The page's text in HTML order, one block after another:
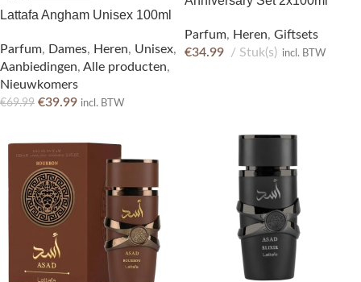
Lattafa Angham Unisex 100ml
Parfum, Dames, Heren, Unisex,
Aanbiedingen, Alle producten,
Nieuwkomers
€69.99 €39.99 incl. BTW
Parfum, Heren, Giftsets
€34.99 Stuk(s) incl. BTW